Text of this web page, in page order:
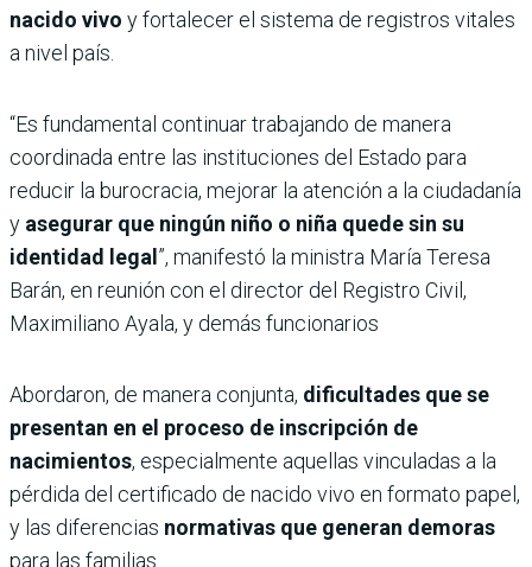
nacido vivo y fortalecer el sistema de registros vitales
a nivel país.
“Es fundamental continuar trabajando de manera
coordinada entre las instituciones del Estado para
reducir la burocracia, mejorar la atención a la ciudadanía
y asegurar que ningún niño o niña quede sin su
identidad legal ”, manifestó la ministra María Teresa
Barán, en reunión con el director del Registro Civil,
Maximiliano Ayala, y demás funcionarios
Abordaron, de manera conjunta, dificultades que se
presentan en el proceso de inscripción de
nacimientos, especialmente aquellas vinculadas a la
pérdida del certificado de nacido vivo en formato papel,
y las diferencias normativas que generan demoras
para las familias.